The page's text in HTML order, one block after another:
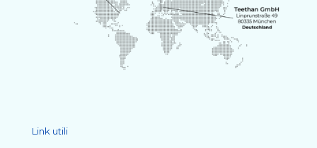
Link utili